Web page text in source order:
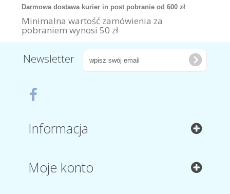
Darmowa dostawa kurier in post pobranie od 600 zł
Minimalna wartość zamówienia za
pobraniem wynosi 50 zł
Newsletter
Informacja
Moje konto